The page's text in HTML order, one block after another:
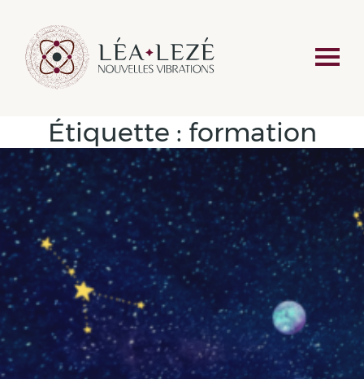
Étiquette : formation